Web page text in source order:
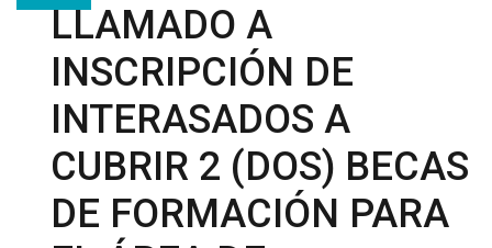
LLAMADO A
INSCRIPCIÓN DE
INTERASADOS A
CUBRIR 2 (DOS) BECAS
DE FORMACIÓN PARA